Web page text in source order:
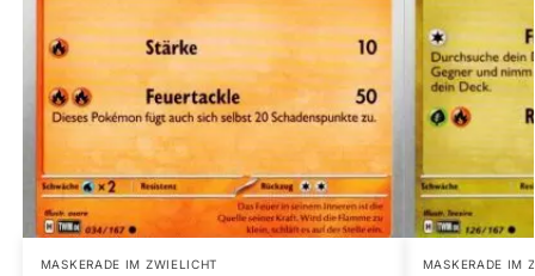
MASKERADE IM ZWIELICHT MASKERADE IM